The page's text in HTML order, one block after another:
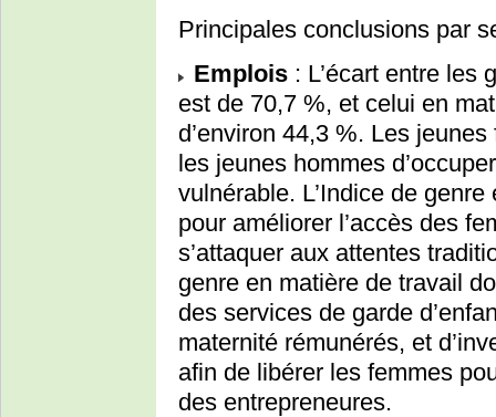
Principales conclusions par
Emplois : L’écart entre les
est de 70,7 %, et celui en
d’environ 44,3 %. Les
les jeunes hommes
vulnérable. L’Indice de
pour améliorer l’accès des
s’attaquer aux attentes
genre en matière de travail
des services de garde
maternité rémunérés, et
afin de libérer les femmes
des entrepreneures.